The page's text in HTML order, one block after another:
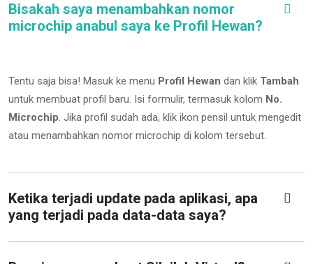
Bisakah saya menambahkan nomor
microchip anabul saya ke Profil Hewan?
Tentu saja bisa! Masuk ke menu Profil Hewan dan klik Tambah
untuk membuat profil baru. Isi formulir, termasuk kolom No.
Microchip. Jika profil sudah ada, klik ikon pensil untuk mengedit
atau menambahkan nomor microchip di kolom tersebut.
Ketika terjadi update pada aplikasi, apa
yang terjadi pada data-data saya?